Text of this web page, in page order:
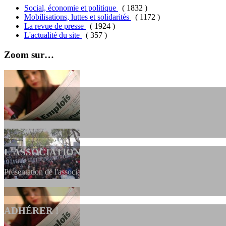
Social, économie et politique
( 1832 )
Mobilisations, luttes et solidarités
( 1172 )
La revue de presse
( 1924 )
L'actualité du site
( 357 )
Zoom sur…
L'ASSOCIATION
Présentation de l'association et de sa charte qui encadre nos actions et
ADHÉRER !